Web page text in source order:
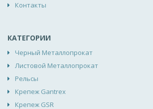
Контакты
КАТЕГОРИИ
Черный Металлопрокат
Листовой Металлопрокат
Рельсы
Крепеж Gantrex
Крепеж GSR